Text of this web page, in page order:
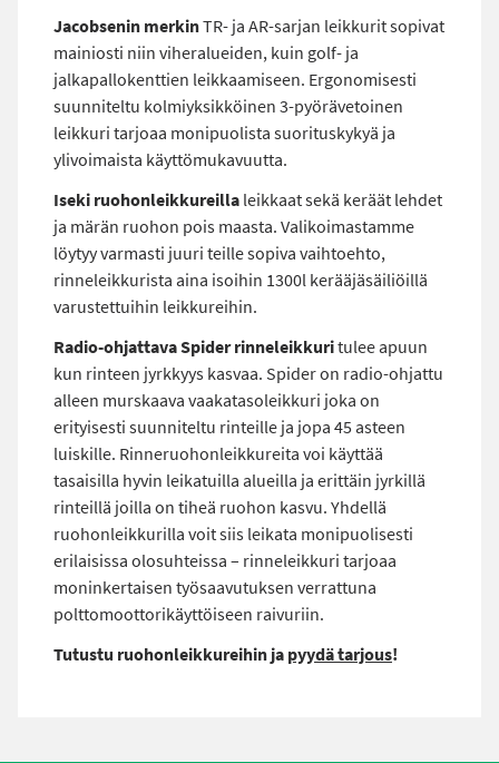
Jacobsenin merkinTR- ja AR-sarjan leikkurit sopivat
mainiosti niin viheralueiden, kuin golf- ja
jalkapallokenttien leikkaamiseen. Ergonomisesti
suunniteltu kolmiyksikköinen 3-pyörävetoinen
leikkuri tarjoaa monipuolista suorituskykyä ja
ylivoimaista käyttömukavuutta.
Iseki ruohonleikkureillaleikkaat sekä keräät lehdet
ja märän ruohon pois maasta. Valikoimastamme
löytyy varmasti juuri teille sopiva vaihtoehto,
rinneleikkurista aina isoihin 1300l kerääjäsäiliöillä
varustettuihin leikkureihin.
Radio-ohjattava Spider rinneleikkuritulee apuun
kun rinteen jyrkkyys kasvaa. Spider on radio-ohjattu
alleen murskaava vaakatasoleikkuri joka on
erityisesti suunniteltu rinteille ja jopa 45 asteen
luiskille. Rinneruohonleikkureita voi käyttää
tasaisilla hyvin leikatuilla alueilla ja erittäin jyrkillä
rinteillä joilla on tiheä ruohon kasvu. Yhdellä
ruohonleikkurilla voit siis leikata monipuolisesti
erilaisissa olosuhteissa – rinneleikkuri tarjoaa
moninkertaisen työsaavutuksen verrattuna
polttomoottorikäyttöiseen raivuriin.
Tutustu ruohonleikkureihin japyydä tarjous!